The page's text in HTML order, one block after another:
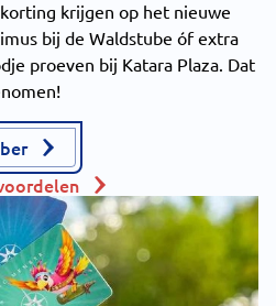
krijgen op het nieuwe
bij de Waldstube óf extra
proeven bij Katara Plaza. Dat